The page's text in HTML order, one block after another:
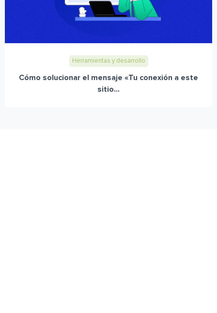
Herramientas y desarrollo
Cómo solucionar el mensaje «Tu conexión a este
sitio...